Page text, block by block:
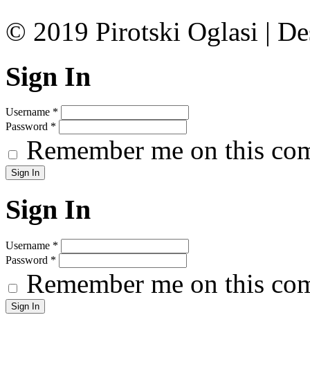
© 2019 Pirotski Oglasi |
Sign In
Username *
Password *
Remember me on this
Sign In
Username *
Password *
Remember me on this